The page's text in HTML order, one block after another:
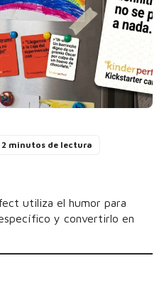
2 minutos de lectura
utiliza el humor para
y convertirlo en